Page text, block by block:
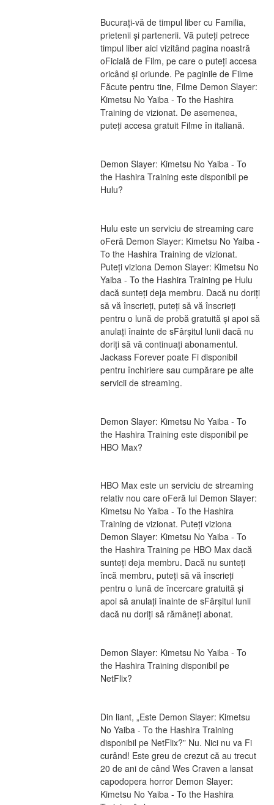
Bucurați-vă de timpul liber cu Familia,
prietenii și partenerii. Vă puteți petrece
timpul liber aici vizitând pagina noastră
oFicială de Film, pe care o puteți accesa
oricând și oriunde. Pe paginile de Filme
Făcute pentru tine, Filme Demon Slayer:
Kimetsu No Yaiba - To the Hashira
Training de vizionat. De asemenea,
puteți accesa gratuit Filme în italiană.
Demon Slayer: Kimetsu No Yaiba - To
the Hashira Training este disponibil pe
Hulu?
Hulu este un serviciu de streaming care
oFeră Demon Slayer: Kimetsu No Yaiba -
To the Hashira Training de vizionat.
Puteți viziona Demon Slayer: Kimetsu No
Yaiba - To the Hashira Training pe Hulu
dacă sunteți deja membru. Dacă nu doriți
să vă înscrieți, puteți să vă înscrieți
pentru o lună de probă gratuită și apoi să
anulați înainte de sFârșitul lunii dacă nu
doriți să vă continuați abonamentul.
Jackass Forever poate Fi disponibil
pentru închiriere sau cumpărare pe alte
servicii de streaming.
Demon Slayer: Kimetsu No Yaiba - To
the Hashira Training este disponibil pe
HBO Max?
HBO Max este un serviciu de streaming
relativ nou care oFeră lui Demon Slayer:
Kimetsu No Yaiba - To the Hashira
Training de vizionat. Puteți viziona
Demon Slayer: Kimetsu No Yaiba - To
the Hashira Training pe HBO Max dacă
sunteți deja membru. Dacă nu sunteți
încă membru, puteți să vă înscrieți
pentru o lună de încercare gratuită și
apoi să anulați înainte de sFârșitul lunii
dacă nu doriți să rămâneți abonat.
Demon Slayer: Kimetsu No Yaiba - To
the Hashira Training disponibil pe
NetFlix?
Din liant, „Este Demon Slayer: Kimetsu
No Yaiba - To the Hashira Training
disponibil pe NetFlix?” Nu. Nici nu va Fi
curând! Este greu de crezut că au trecut
20 de ani de când Wes Craven a lansat
capodopera horror Demon Slayer:
Kimetsu No Yaiba - To the Hashira